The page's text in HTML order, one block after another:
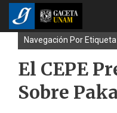
Navegación Por Etiqueta
El CEPE
Sobre